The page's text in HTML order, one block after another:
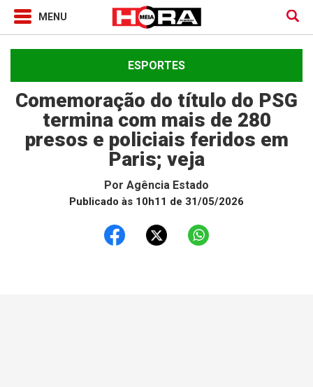
ESPORTES
Comemoração do título do PSG
termina com mais de 280
presos e policiais feridos em
Paris; veja
Por Agência Estado
Publicado às 10h11 de 31/05/2026